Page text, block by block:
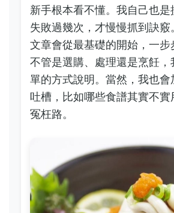
新手根本看不懂。我自己也是
失敗過幾次，才慢慢抓到訣竅
文章會從最基礎的開始，一步
不管是選購、處理還是烹飪，
單的方式說明。當然，我也會
吐槽，比如哪些食譜其實不實
冤枉路。